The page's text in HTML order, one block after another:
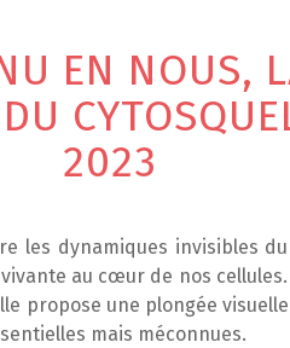
EN NOUS,
2023
les dynamiques invisibles
au cœur de nos cellules.
propose une plongée
mais méconnues.